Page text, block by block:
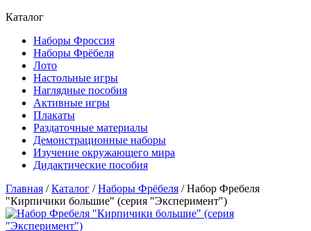
Каталог
Наборы Фроссия
Наборы Фрёбеля
Лото
Настольные игры
Наглядные пособия
Активные игры
Плакаты
Раздаточные материалы
Демонстрационные наборы
Изучение окружающего мира
Дидактические пособия
Главная /Каталог /Наборы Фрёбеля /Набор Фребеля
"Кирпичики большие" (серия "Эксперимент")